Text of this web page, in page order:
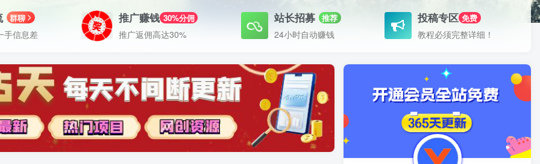
群聊
手信息差
推广赚钱 30%分佣
推广返佣高达30%
站长招募 推荐
24小时自动赚钱
投稿专区 免费
教程必须完整详细！